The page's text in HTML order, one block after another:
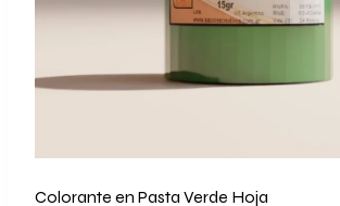
Colorante en Pasta Verde Hoja